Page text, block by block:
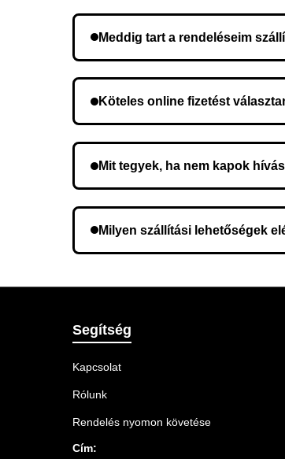
Meddig tart a rendeléseim
Köteles online fizetést
Mit tegyek, ha nem kapok
Milyen szállítási lehetőségek
Segítség
Kapcsolat
Rólunk
Rendelés nyomon követése
Cím: